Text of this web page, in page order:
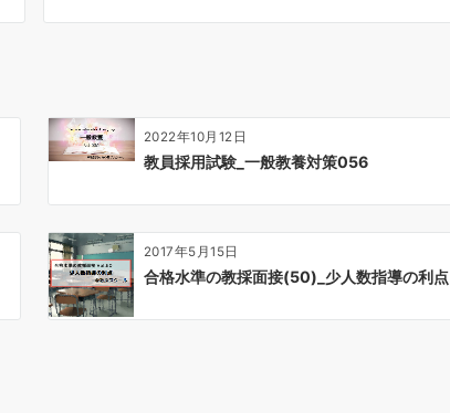
2022年10月12日
教員採用試験_一般教養対策056
2017年5月15日
合格水準の教採面接(50)_少人数指導の利点